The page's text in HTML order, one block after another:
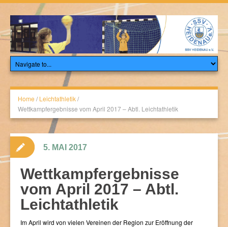
Home / Leichtathletik/
Wettkampfergebnisse vom April 2017 – Abtl. Leichtathletik
Wettkampfergebnisse
vom April 2017 – Abtl.
Leichtathletik
Im April wird von vielen Vereinen der Region zur Eröffnung der
5. MAI 2017